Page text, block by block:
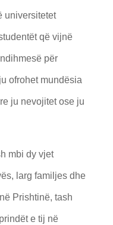
universitetet
që vijnë
për
ofrohet mundësia
ju nevojitet ose ju
mbi dy vjet
larg familjes dhe
Prishtinë, tash
e tij në